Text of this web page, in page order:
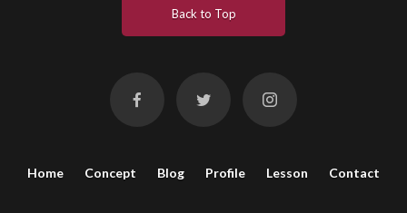
Back to Top
Home Concept Blog Profile Lesson Contact